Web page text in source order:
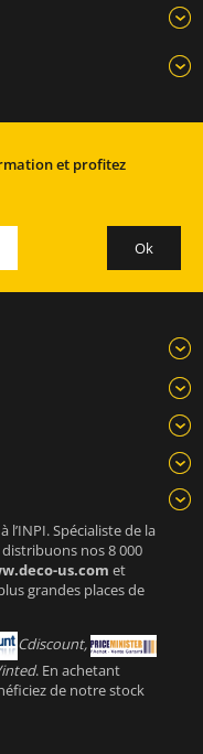
et profitez
Spécialiste de la
nos 8 000
us.com et
grandes places de
Cdiscount,
. En achetant
de notre stock